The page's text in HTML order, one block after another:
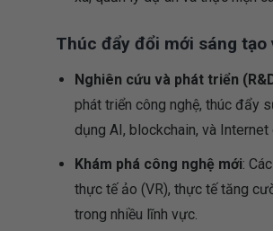
Thúc đẩy đổi mới sáng
Nghiên cứu và phát triển
phát triển công nghệ, thúc đẩy
dụng AI, blockchain, và
Khám phá công nghệ mới:
thực tế ảo (VR), thực tế tăng
trong nhiều lĩnh vực.